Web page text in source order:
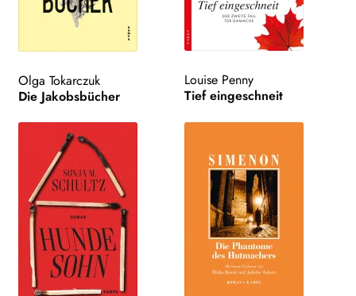
Olga Tokarczuk
Die Jakobsbücher
Louise Penny
Tief eingeschneit